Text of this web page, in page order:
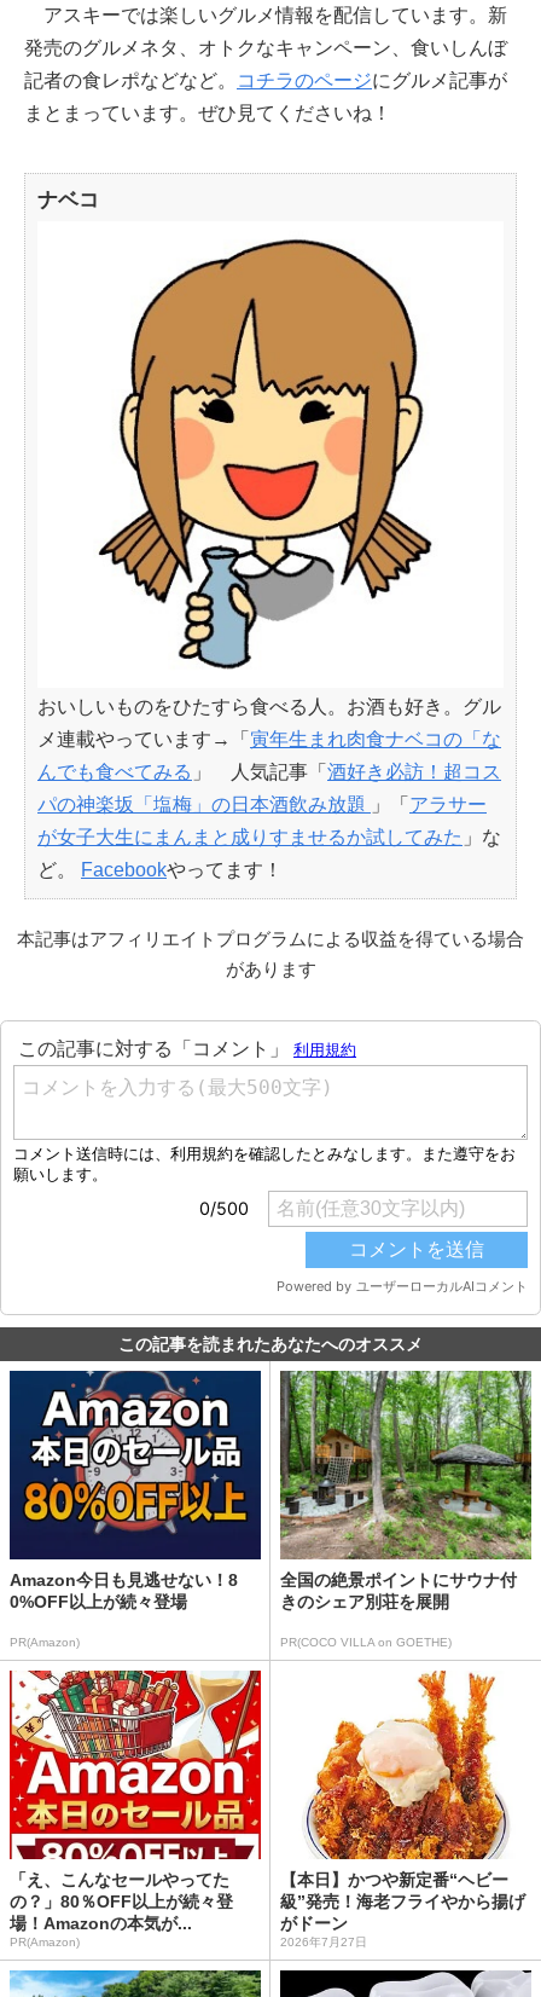
アスキーでは楽しいグルメ情報を配信しています。新
発売のグルメネタ、オトクなキャンペーン、食いしんぼ
記者の食レポなどなど。
コチラのページにグルメ記事が
まとまっています。ぜひ見てくださいね！
ナベコ
おいしいものをひたすら食べる人。お酒も好き。グル
メ連載やっています→「 寅年生まれ肉食ナベコの「な
んでも食べてみる 」 人気記事「 酒好き必訪！超コス
パの神楽坂「塩梅」の日本酒飲み放題
」「 アラサー
が女子大生にまんまと成りすませるか試してみた 」な
ど。
Facebookやってます！
本記事はアフィリエイトプログラムによる収益を得ている場合
があります
この記事を読まれたあなたへのオススメ
Amazon今日も見逃せない！8
0%OFF以上が続々登場
PR(Amazon)
全国の絶景ポイントにサウナ付
きのシェア別荘を展開
PR(COCO VILLA on GOETHE)
「え、こんなセールやってた
の？」80％OFF以上が続々登
場！Amazonの本気が...
PR(Amazon)
【本日】かつや新定番“ヘビー
級”発売！海老フライやから揚げ
がドーン
2026年7月27日